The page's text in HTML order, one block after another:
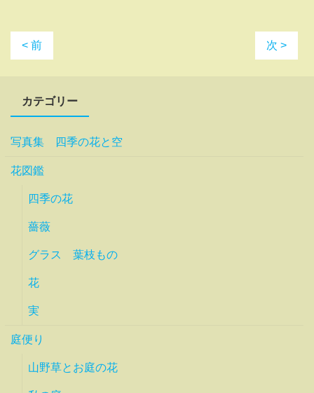
< 前 次 >
カテゴリー
写真集 四季の花と空
花図鑑
四季の花
薔薇
グラス 葉枝もの
花
実
庭便り
山野草とお庭の花